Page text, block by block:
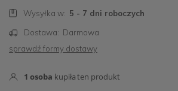
Wysyłka w: 5 - 7 dni roboczych
Dostawa: Darmowa
sprawdź formy dostawy
1 osoba kupiłaten produkt